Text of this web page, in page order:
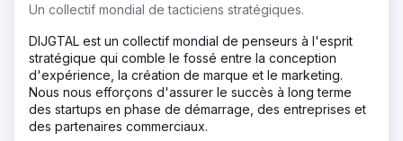
Un collectif mondial de tacticiens stratégiques.
DIJGTAL est un collectif mondial de penseurs à l'esprit
stratégique qui comble le fossé entre la conception
d'expérience, la création de marque et le marketing.
Nous nous efforçons d'assurer le succès à long terme
des startups en phase de démarrage, des entreprises et
des partenaires commerciaux.